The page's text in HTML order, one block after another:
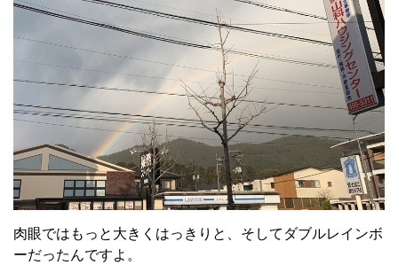
肉眼ではもっと大きくはっきりと、そしてダブルレインボ
ーだったんですよ。